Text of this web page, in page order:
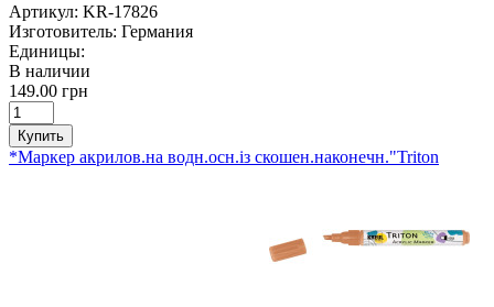
Артикул: KR-17826
Изготовитель: Германия
Единицы:
В наличии
149.00 грн
Купить
*Маркер акрилов.на водн.осн.із скошен.наконечн."Triton